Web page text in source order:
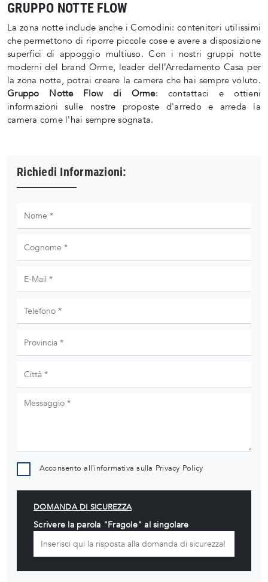
GRUPPO NOTTE FLOW
La zona notte include anche i Comodini: contenitori utilissimi
che permettono di riporre piccole cose e avere a disposizione
superfici di appoggio multiuso. Con i nostri gruppi notte
moderni del brand Orme, leader dell’Arredamento Casa per
la zona notte, potrai creare la camera che hai sempre voluto.
Gruppo Notte Flow di Orme: contattaci e ottieni
informazioni sulle nostre proposte d'arredo e arreda la
camera come l'hai sempre sognata.
Richiedi Informazioni:
Acconsento all'informativa sulla Privacy Policy
DOMANDA DI SICUREZZA
Scrivere la parola "Fragole" al singolare